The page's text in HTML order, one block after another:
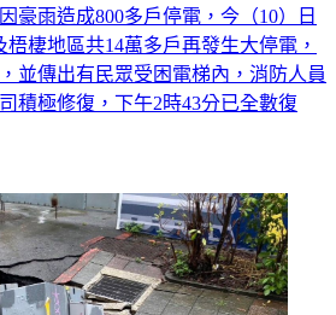
豪雨造成800多戶停電，今（10）日
棲地區共14萬多戶再發生大停電，
並傳出有民眾受困電梯內，消防人員
積極修復，下午2時43分已全數復